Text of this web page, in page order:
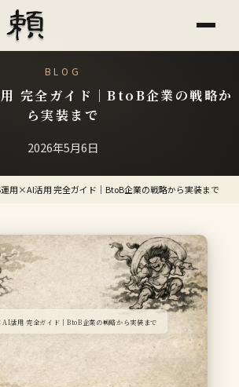
BLOG
完全ガイド｜BtoB企業の戦略か
ら実装まで
2026年5月6日
運用×AI活用 完全ガイド｜BtoB企業の戦略から実装まで
活用 完全ガイド｜BtoB企業の戦略から実装まで